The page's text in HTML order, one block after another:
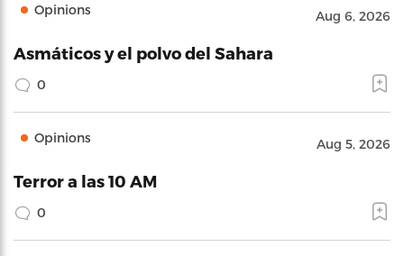
Opinions Aug 6, 2026
Asmáticos y el polvo del Sahara
0
Opinions Aug 5, 2026
Terror a las 10 AM
0